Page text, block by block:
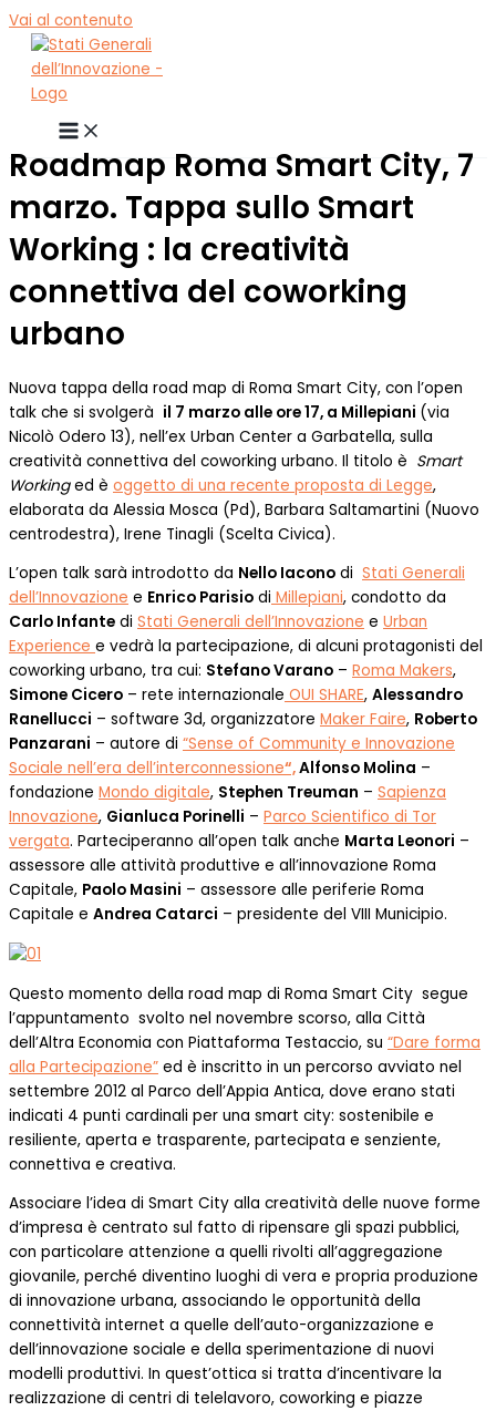
Vai al contenuto
Roadmap Roma Smart City, 7
marzo. Tappa sullo Smart
Working : la creatività
connettiva del coworking
urbano
Nuova tappa della road map di Roma Smart City, con l’open
talk che si svolgerà il 7 marzo alle ore 17, a Millepiani (via
Nicolò Odero 13), nell’ex Urban Center a Garbatella, sulla
creatività connettiva del coworking urbano. Il titolo è Smart
Workinged è oggetto di una recente proposta di Legge,
elaborata da Alessia Mosca (Pd), Barbara Saltamartini (Nuovo
centrodestra), Irene Tinagli (Scelta Civica).
L’open talk sarà introdotto da Nello Iacono di Stati Generali
dell’Innovazione e Enrico Parisio di Millepiani, condotto da
Carlo Infante di Stati Generali dell’Innovazione e Urban
Experience e vedrà la partecipazione, di alcuni protagonisti del
coworking urbano, tra cui: Stefano Varano – Roma Makers,
Simone Cicero – rete internazionale OUI SHARE, Alessandro
Ranellucci – software 3d, organizzatore Maker Faire, Roberto
Panzarani – autore di “Sense of Community e Innovazione
Sociale nell’era dell’interconnessione“,Alfonso Molina –
fondazione Mondo digitale, Stephen Treuman – Sapienza
Innovazione, Gianluca Porinelli – Parco Scientifico di Tor
vergata. Parteciperanno all’open talk anche Marta Leonori –
assessore alle attività produttive e all’innovazione Roma
Capitale, Paolo Masini – assessore alle periferie Roma
Capitale e Andrea Catarci – presidente del VIII Municipio.
Questo momento della road map di Roma Smart City segue
l’appuntamento svolto nel novembre scorso, alla Città
dell’Altra Economia con Piattaforma Testaccio, su “Dare forma
alla Partecipazione” ed è inscritto in un percorso avviato nel
settembre 2012 al Parco dell’Appia Antica, dove erano stati
indicati 4 punti cardinali per una smart city: sostenibile e
resiliente, aperta e trasparente, partecipata e senziente,
connettiva e creativa.
Associare l’idea di Smart City alla creatività delle nuove forme
d’impresa è centrato sul fatto di ripensare gli spazi pubblici,
con particolare attenzione a quelli rivolti all’aggregazione
giovanile, perché diventino luoghi di vera e propria produzione
di innovazione urbana, associando le opportunità della
connettività internet a quelle dell’auto-organizzazione e
dell’innovazione sociale e della sperimentazione di nuovi
modelli produttivi. In quest’ottica si tratta d’incentivare la
realizzazione di centri di telelavoro, coworking e piazze